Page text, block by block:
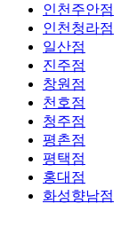
인천주안점
인천청라점
일산점
진주점
창원점
천호점
청주점
평촌점
평택점
홍대점
화성향남점